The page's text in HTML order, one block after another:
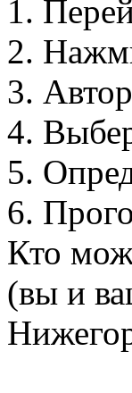
1.
2.
3.
4.
5.
6.
Кто
(вы и